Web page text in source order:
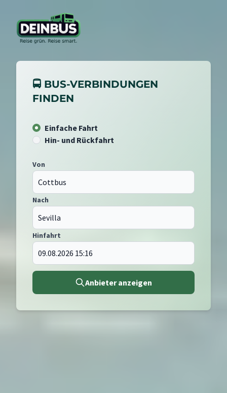
🚍 BUS-VERBINDUNGEN
FINDEN
Einfache Fahrt
Hin- und Rückfahrt
Von
Nach
Hinfahrt
Anbieter anzeigen